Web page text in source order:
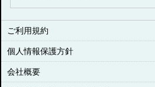
ご利用規約
個人情報保護方針
会社概要